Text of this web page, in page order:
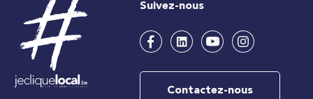
Suivez-nous
Contactez-nous